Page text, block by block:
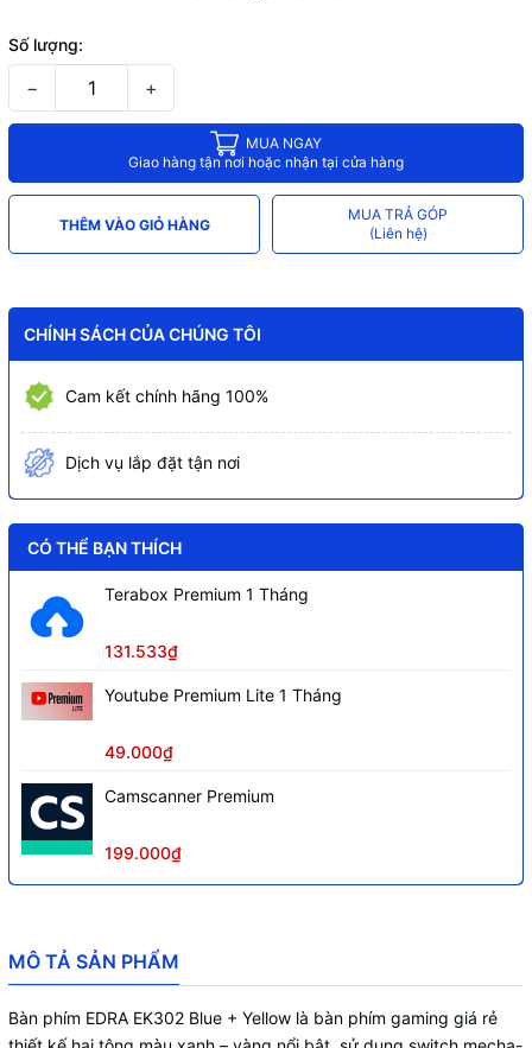
Số lượng:
− +
MUA NGAY
Giao hàng tận nơi hoặc nhận tại cửa hàng
THÊM VÀO GIỎ HÀNG
MUA TRẢ GÓP
(Liên hệ)
CHÍNH SÁCH CỦA CHÚNG TÔI
Cam kết chính hãng 100%
Dịch vụ lắp đặt tận nơi
CÓ THỂ BẠN THÍCH
Terabox Premium 1 Tháng
131.533₫
Youtube Premium Lite 1 Tháng
49.000₫
Camscanner Premium
199.000₫
MÔ TẢ SẢN PHẨM
Bàn phím EDRA EK302 Blue + Yellow là bàn phím gaming giá rẻ